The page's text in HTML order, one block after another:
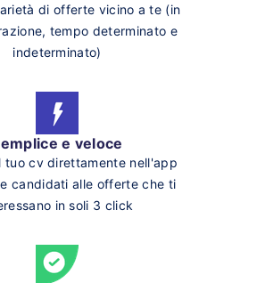
di offerte vicino a te (in
tempo determinato e
indeterminato)
e veloce
tuo cv direttamente nell'app
candidati alle offerte che ti
in soli 3 click